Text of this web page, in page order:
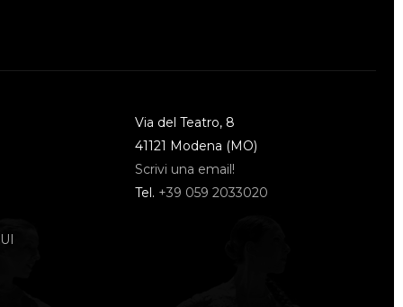
Via del Teatro, 8
41121 Modena (MO)
Scrivi una email!
Tel. +39 059 2033020